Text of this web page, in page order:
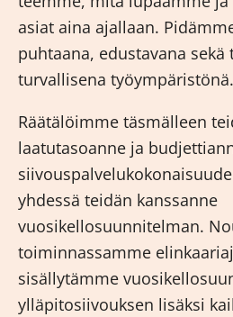
asiat aina ajallaan.
puhtaana, edustavana sekä
turvallisena työympäristönä.
Räätälöimme täsmälleen
laatutasoanne ja
yhdessä teidän kanssanne
vuosikellosuunnitelman.
toiminnassamme
sisällytämme
ylläpitosiivouksen lisäksi